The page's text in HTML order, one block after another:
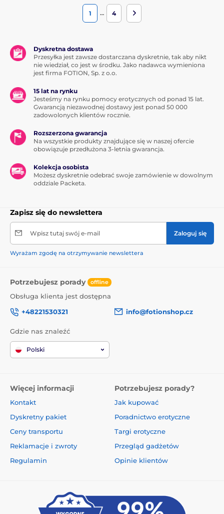
1 … 4
Dyskretna dostawa
Przesyłka jest zawsze dostarczana dyskretnie, tak aby nikt
nie wiedział, co jest w środku. Jako nadawca wymieniona
jest firma FOTION, Sp. z o.o.
15 lat na rynku
Jesteśmy na rynku pomocy erotycznych od ponad 15 lat.
Gwarancją niezawodnej dostawy jest ponad 50 000
zadowolonych klientów rocznie.
Rozszerzona gwarancja
Na wszystkie produkty znajdujące się w naszej ofercie
obowiązuje przedłużona 3-letnia gwarancja.
Kolekcja osobista
Możesz dyskretnie odebrać swoje zamówienie w dowolnym
oddziale Packeta.
Zapisz się do newslettera
Wpisz tutaj swój e-mail Zaloguj się
Wyrażam zgodę na otrzymywanie newslettera
Potrzebujesz porady offline
Obsługa klienta jest dostępna
+48221530321
info@fotionshop.cz
Gdzie nas znaleźć
Polski
Więcej informacji
Kontakt
Dyskretny pakiet
Ceny transportu
Reklamacje i zwroty
Regulamin
Potrzebujesz porady?
Jak kupować
Poradnictwo erotyczne
Targi erotyczne
Przegląd gadżetów
Opinie klientów